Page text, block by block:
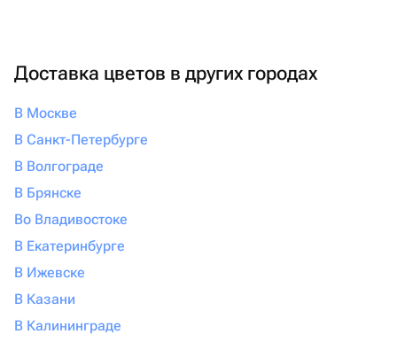
Доставка цветов в других городах
В Москве
В Санкт-Петербурге
В Волгограде
В Брянске
Во Владивостоке
В Екатеринбурге
В Ижевске
В Казани
В Калининграде